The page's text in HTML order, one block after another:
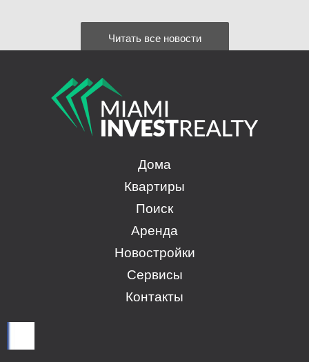
Читать все новости
Дома
Квартиры
Поиск
Аренда
Новостройки
Сервисы
Контакты